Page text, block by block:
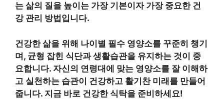
는 삶의 질을 높이는 가장 기본이자 가장 중요한 건
강 관리 방법입니다.
건강한 삶을 위해 나이별 필수 영양소를 꾸준히 챙기
며, 균형 잡힌 식단과 생활습관을 유지하는 것이 중
요합니다. 자신의 연령대에 맞는 영양소를 잘 이해하
고 실천하는 습관이 건강하고 활기찬 미래를 만들어
줍니다. 지금 바로 건강한 식탁을 준비하세요!